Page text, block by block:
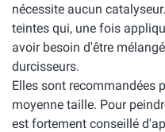
nécessite aucun
teintes qui, une fois
avoir besoin d'être
durcisseurs.
Elles sont recommandées
moyenne taille. Pour
est fortement conseillé